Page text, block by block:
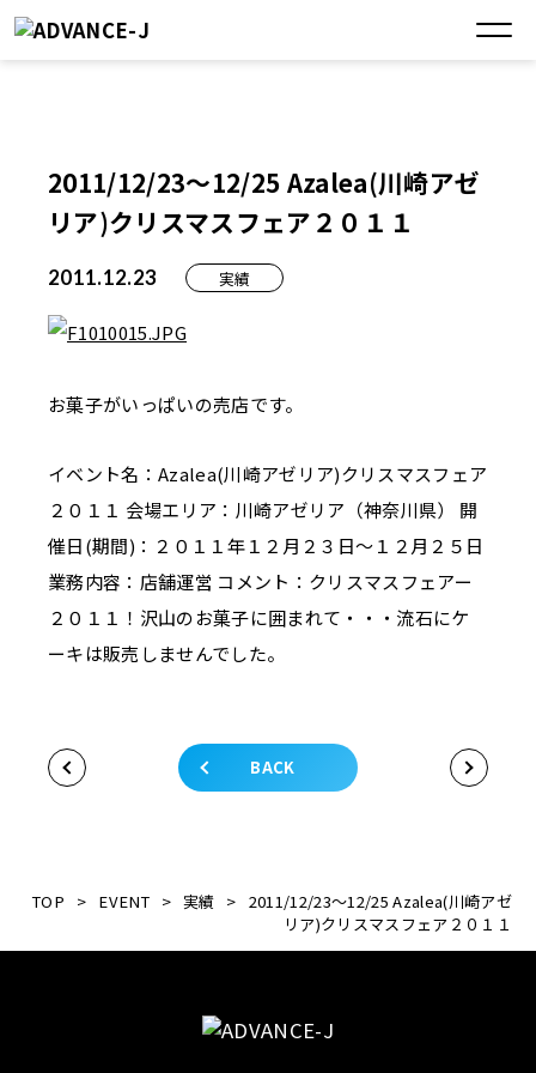
2011/12/23～12/25 Azalea(川崎アゼ
リア)クリスマスフェア２０１１
2011.12.23 実績
お菓子がいっぱいの売店です。
イベント名：Azalea(川崎アゼリア)クリスマスフェア
２０１１ 会場エリア：川崎アゼリア（神奈川県） 開
催日(期間)：２０１１年１２月２３日～１２月２５日
業務内容：店舗運営 コメント：クリスマスフェアー
２０１１！沢山のお菓子に囲まれて・・・流石にケ
ーキは販売しませんでした。
BACK
TOP > EVENT > 実績 > 2011/12/23～12/25 Azalea(川崎アゼ
リア)クリスマスフェア２０１１